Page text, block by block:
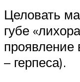
Целовать
губе
проявление
– герпеса).